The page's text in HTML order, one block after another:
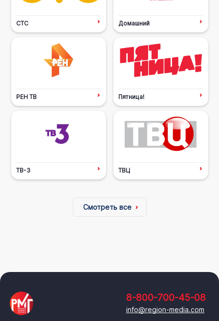
СТС Домашний
РЕН ТВ Пятница!
ТВ-3 ТВЦ
Смотреть все
8-800-700-45-08
info@region-media.com